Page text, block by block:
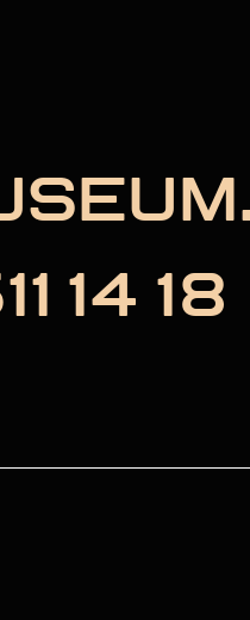
14 18